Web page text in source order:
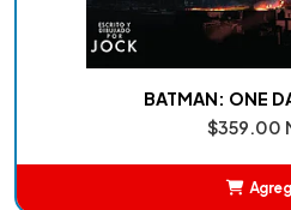
BATMAN: ONE
$359.00